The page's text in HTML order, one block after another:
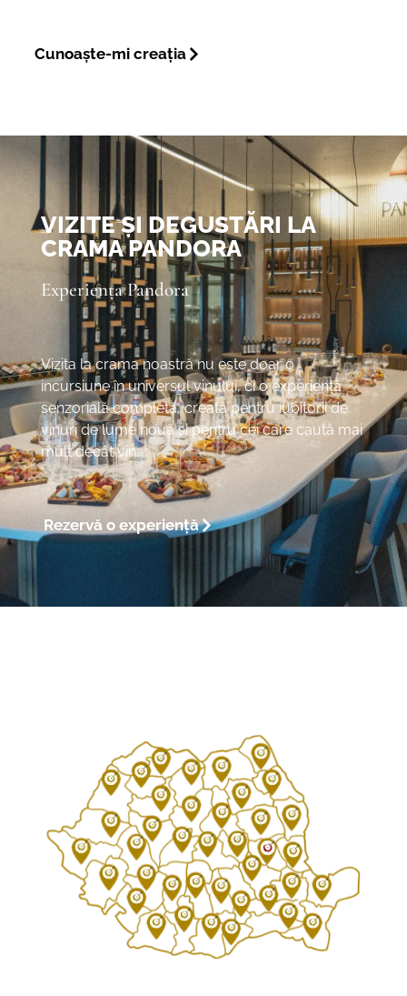
Cunoaște-mi creația
VIZITE ȘI DEGUSTĂRI LA
CRAMA PANDORA
Experiența Pandora
Vizita la crama noastră nu este doar o
incursiune în universul vinului, ci o experiență
senzorială completă, creată pentru iubitorii de
vinuri de lume nouă și pentru cei care caută mai
mult decât vin.
Rezervă o experiență